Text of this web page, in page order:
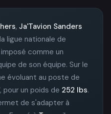
, Ja'Tavion Sanders
ligue nationale de
comme un
de son équipe. Sur le
évoluant au poste de
, pour un poids de 252 lbs.
de s'adapter à